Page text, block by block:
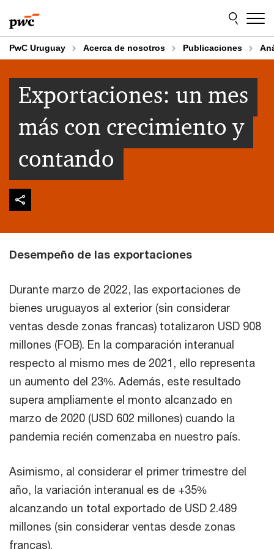
to
content
to
footer
PwC Uruguay Acerca de nosotros Publicaciones
Exportaciones: un mes
más con crecimiento y
contando
Desempeño de las exportaciones
Durante marzo de 2022, las exportaciones de
bienes uruguayos al exterior (sin considerar
ventas desde zonas francas) totalizaron USD 908
millones (FOB). En la comparación interanual
respecto al mismo mes de 2021, ello representa
un aumento del 23%. Además, este resultado
supera ampliamente el monto alcanzado en
marzo de 2020 (USD 602 millones) cuando la
pandemia recién comenzaba en nuestro país.
Asimismo, al considerar el primer trimestre del
año, la variación interanual es de +35%
alcanzando un total exportado de USD 2.489
millones (sin considerar ventas desde zonas
francas).